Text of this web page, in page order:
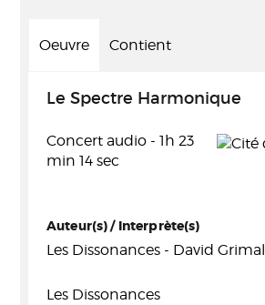
Oeuvre Contient
Le Spectre Harmonique
Concert audio - 1h 23
min 14 sec
Auteur(s) / Interprète(s)
Les Dissonances - David Grimal
Les Dissonances